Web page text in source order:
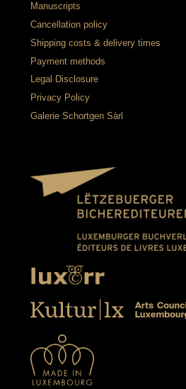
Manuscripts
Cancellation policy
Shipping costs & delivery times
Payment methods
Legal Disclosure
Privacy Policy
Galerie Schortgen Sàrl